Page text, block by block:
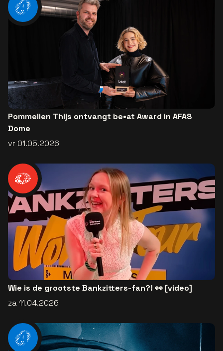
Pommelien Thijs ontvangt be•at Award in AFAS
Dome
vr 01.05.2026
Wie is de grootste Bankzitters-fan?! 👀 [video]
za 11.04.2026